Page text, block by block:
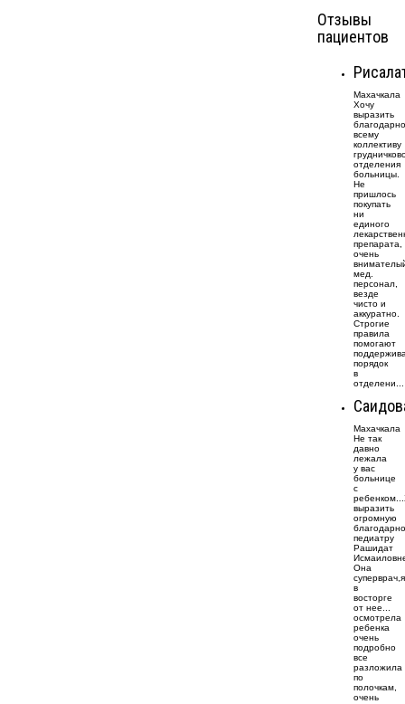
Отзывы
пациентов
Махачкала
Хочу
выразить
всему
коллективу
отделения
больницы.
Не
пришлось
покупать
ни
единого
препарата,
очень
мед.
персонал,
везде
чисто и
аккуратно.
Строгие
правила
помогают
порядок
в
отделени...
Махачкала
Не так
давно
лежала
у вас
больнице
с
выразить
огромную
педиатру
Рашидат
Она
суперврач,я
в
восторге
от нее...
осмотрела
ребенка
очень
подробно
все
разложила
по
полочкам,
очень